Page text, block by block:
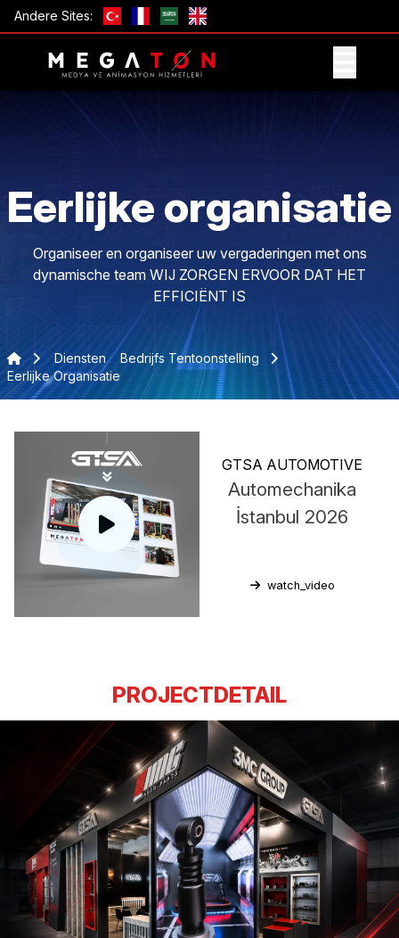
Andere Sites:
Eerlijke organisatie
Organiseer en organiseer uw vergaderingen met ons
dynamische team WIJ ZORGEN ERVOOR DAT HET
EFFICIËNT IS
Diensten
Bedrijfs Tentoonstelling
Eerlijke Organisatie
GTSA AUTOMOTIVE
Automechanika
İstanbul 2026
watch_video
PROJECTDETAIL